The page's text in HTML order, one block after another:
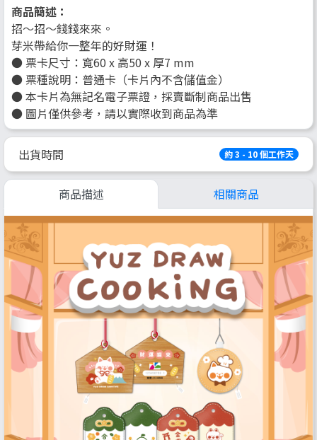
商品簡述：
招～招～錢錢來來。
芽米帶給你一整年的好財運！
● 票卡尺寸：寬60 x 高50 x 厚7 mm
● 票種說明：普通卡（卡片內不含儲值金）
● 本卡片為無記名電子票證，採賣斷制商品出售
● 圖片僅供參考，請以實際收到商品為準
出貨時間 約 3 - 10 個工作天
商品描述 相關商品